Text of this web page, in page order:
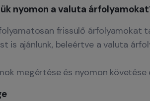
nyomon a valuta
frissülő árfolyamokat
is ajánlunk, beleértve a valuta
megértése és nyomon